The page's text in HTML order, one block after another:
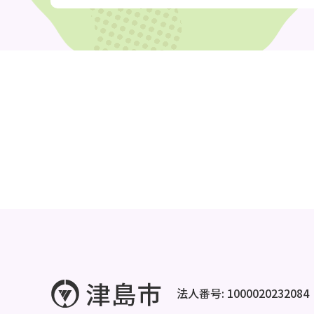
法人番号: 1000020232084